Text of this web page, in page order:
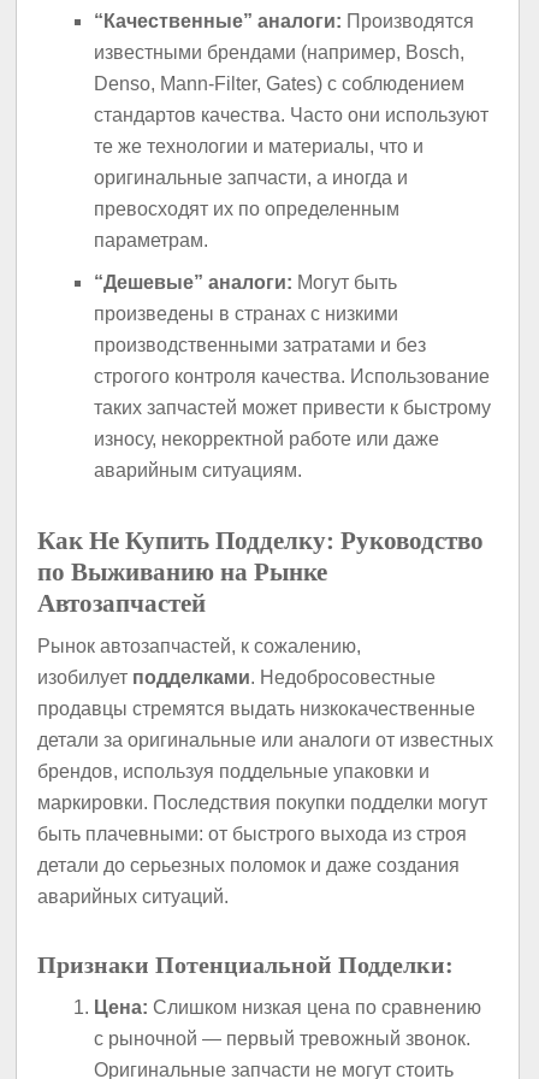
“Качественные” аналоги: Производятся
известными брендами (например, Bosch,
Denso, Mann-Filter, Gates) с соблюдением
стандартов качества. Часто они используют
те же технологии и материалы, что и
оригинальные запчасти, а иногда и
превосходят их по определенным
параметрам.
“Дешевые” аналоги: Могут быть
произведены в странах с низкими
производственными затратами и без
строгого контроля качества. Использование
таких запчастей может привести к быстрому
износу, некорректной работе или даже
аварийным ситуациям.
Как Не Купить Подделку: Руководство
по Выживанию на Рынке
Автозапчастей
Рынок автозапчастей, к сожалению,
изобилует подделками. Недобросовестные
продавцы стремятся выдать низкокачественные
детали за оригинальные или аналоги от известных
брендов, используя поддельные упаковки и
маркировки. Последствия покупки подделки могут
быть плачевными: от быстрого выхода из строя
детали до серьезных поломок и даже создания
аварийных ситуаций.
Признаки Потенциальной Подделки:
Цена: Слишком низкая цена по сравнению
с рыночной — первый тревожный звонок.
Оригинальные запчасти не могут стоить